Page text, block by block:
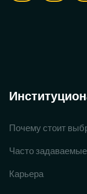
Почему стоит
Часто
Карьера